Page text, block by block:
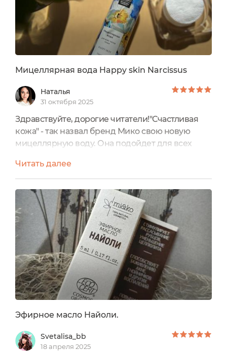
Мицеллярная вода Happy skin Narcissus
Наталья
31 октября 2025
Здравствуйте, дорогие читатели!"Счастливая
кожа" - так назвал бренд Мико свою новую
мицеллярную воду. Она подойдет для всех
демакияж и регулярный уход, вот что делает
нашу кожу по-настоящему счастливой.Состав
натуральный: https://ecogolik.ru/sostav_kosmetika/
Экстракт нарцисса - замедляет процесс
старения кожи, удерживает влагу.Экстракт...
Читать далее
Эфирное масло Найоли.
Svetalisa_bb
18 апреля 2025